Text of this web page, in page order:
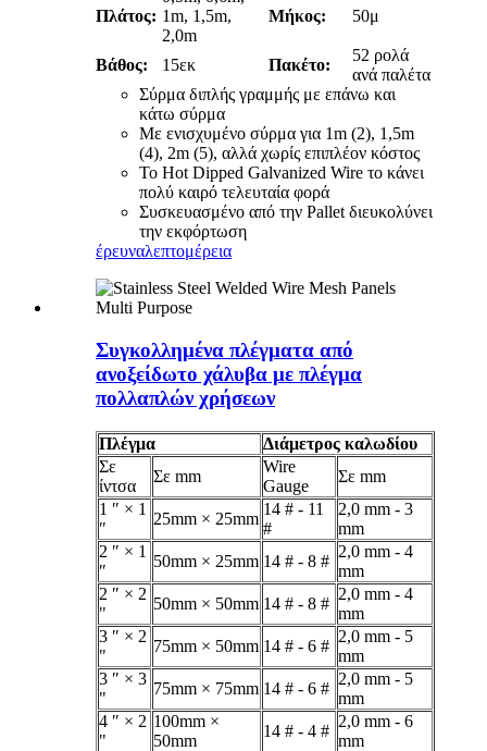
Πλάτος: 1m, 1,5m,
2,0m
Μήκος: 50μ
Βάθος: 15εκ Πακέτο:
52 ρολά
ανά παλέτα
Σύρμα διπλής γραμμής με επάνω και
κάτω σύρμα
Με ενισχυμένο σύρμα για 1m (2), 1,5m
(4), 2m (5), αλλά χωρίς επιπλέον κόστος
Το Hot Dipped Galvanized Wire το κάνει
πολύ καιρό τελευταία φορά
Συσκευασμένο από την Pallet διευκολύνει
την εκφόρτωση
έρευναλεπτομέρεια
Συγκολλημένα πλέγματα από
ανοξείδωτο χάλυβα με πλέγμα
πολλαπλών χρήσεων
Πλέγμα
Διάμετρος καλωδίου
Σε
ίντσα
Σε mm
Wire
Gauge
Σε mm
1 ″ × 1
″
25mm × 25mm
14 # - 11
#
2,0 mm - 3
mm
2 ″ × 1
″
50mm × 25mm 14 # - 8 #
2,0 mm - 4
mm
2 ″ × 2
"
50mm × 50mm 14 # - 8 #
2,0 mm - 4
mm
3 ″ × 2
"
75mm × 50mm 14 # - 6 #
2,0 mm - 5
mm
3 ″ × 3
"
75mm × 75mm 14 # - 6 #
2,0 mm - 5
mm
4 ″ × 2
"
100mm ×
50mm
14 # - 4 #
2,0 mm - 6
mm